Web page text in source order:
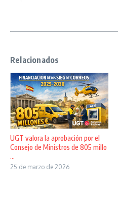
Relacionados
UGT valora la aprobación por el
Consejo de Ministros de 805 millo
...
25 de marzo de 2026